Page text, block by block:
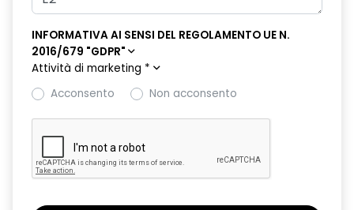
INFORMATIVA AI SENSI DEL REGOLAMENTO UE N.
2016/679 "GDPR"
Attività di marketing *
Acconsento
Non acconsento